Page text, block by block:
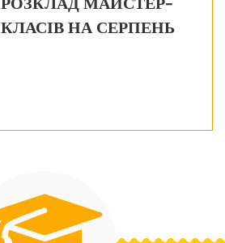
КЛАСІВ НА СЕРПЕНЬ